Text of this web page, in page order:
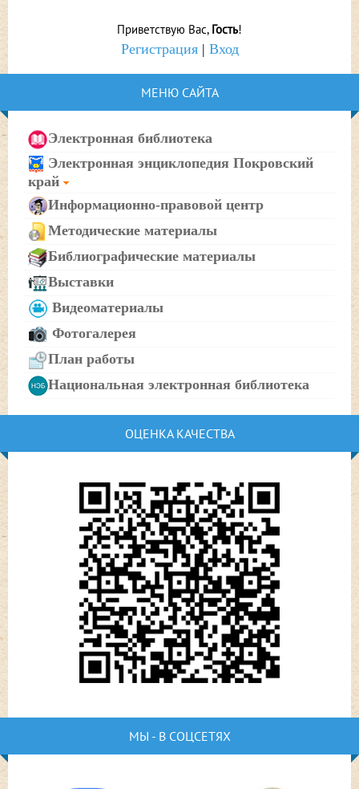
Приветствую Вас, Гость!
Регистрация| Вход
МЕНЮ САЙТА
Электронная библиотека
Электронная энциклопедия Покровский
край
Информационно-правовой центр
Методические материалы
Библиографические материалы
Выставки
Видеоматериалы
Фотогалерея
План работы
Национальная электронная библиотека
ОЦЕНКА КАЧЕСТВА
МЫ - В СОЦСЕТЯХ